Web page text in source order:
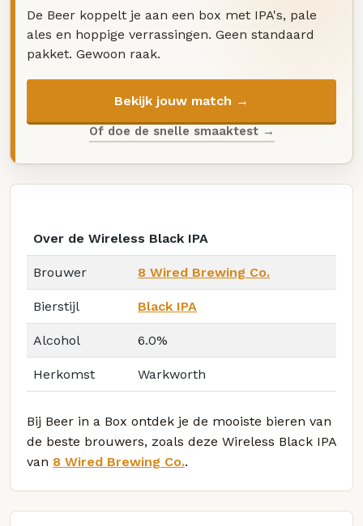
De Beer koppelt je aan een box met IPA's, pale
ales en hoppige verrassingen. Geen standaard
pakket. Gewoon raak.
Bekijk jouw match →
Of doe de snelle smaaktest →
Over de Wireless Black IPA
Brouwer 8 Wired Brewing Co.
Bierstijl Black IPA
Alcohol 6.0%
Herkomst Warkworth
Bij Beer in a Box ontdek je de mooiste bieren van
de beste brouwers, zoals deze Wireless Black IPA
van 8 Wired Brewing Co..